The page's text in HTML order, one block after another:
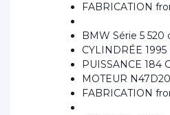
FABRICATION
BMW Série 5 520
CYLINDRÉE
PUISSANCE 184
MOTEUR N47D20
FABRICATION